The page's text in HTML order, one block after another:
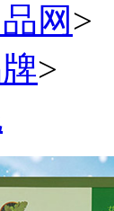
网 >
>